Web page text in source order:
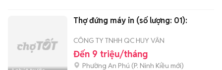
Thợ đứng máy in (số lượng: 01):
CÔNG TY TNHH QC HUY VÂN
Đến 9 triệu/tháng
Phường An Phú (P. Ninh Kiều mới)